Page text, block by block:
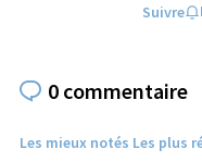
Suivre
0 commentaire
Les mieux notés Les plus